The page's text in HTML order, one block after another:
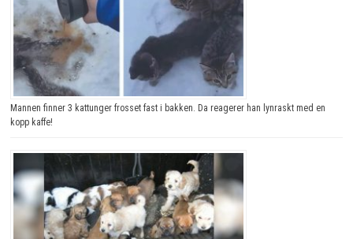
Mannen finner 3 kattunger frosset fast i bakken. Da reagerer han lynraskt med en
kopp kaffe!